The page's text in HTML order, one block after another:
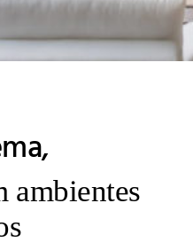
ambientes